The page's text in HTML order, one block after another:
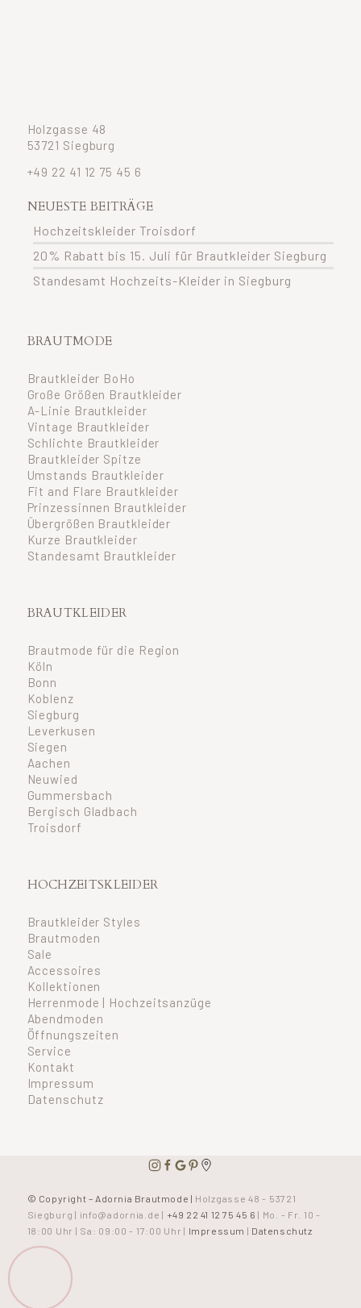
Holzgasse 48
53721 Siegburg
+49 22 41 12 75 45 6
NEUESTE BEITRÄGE
Hochzeitskleider Troisdorf
20% Rabatt bis 15. Juli für Brautkleider Siegburg
Standesamt Hochzeits-Kleider in Siegburg
BRAUTMODE
Brautkleider BoHo
Große Größen Brautkleider
A-Linie Brautkleider
Vintage Brautkleider
Schlichte Brautkleider
Brautkleider Spitze
Umstands Brautkleider
Fit and Flare Brautkleider
Prinzessinnen Brautkleider
Übergrößen Brautkleider
Kurze Brautkleider
Standesamt Brautkleider
BRAUTKLEIDER
Brautmode für die Region
Köln
Bonn
Koblenz
Siegburg
Leverkusen
Siegen
Aachen
Neuwied
Gummersbach
Bergisch Gladbach
Troisdorf
HOCHZEITSKLEIDER
Brautkleider Styles
Brautmoden
Sale
Accessoires
Kollektionen
Herrenmode | Hochzeitsanzüge
Abendmoden
Öffnungszeiten
Service
Kontakt
Impressum
Datenschutz
© Copyright – Adornia Brautmode | Holzgasse 48 - 53721
Siegburg | info@adornia.de | +49 22 41 12 75 45 6 | Mo. - Fr. 10 -
18:00 Uhr | Sa: 09:00 - 17:00 Uhr | Impressum | Datenschutz